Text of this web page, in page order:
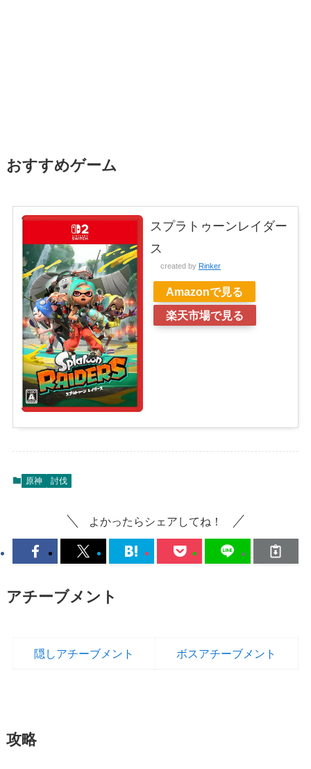
おすすめゲーム
スプラトゥーンレイダー
ス
created by Rinker
Amazonで見る
楽天市場で見る
原神 討伐
よかったらシェアしてね！
アチーブメント
隠しアチーブメント ボスアチーブメント
攻略